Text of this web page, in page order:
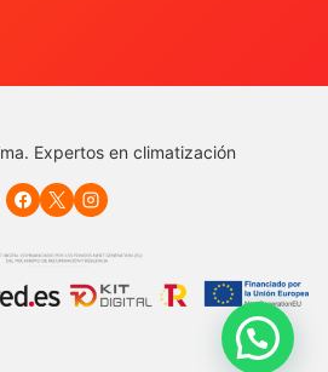
Expertos en climatización